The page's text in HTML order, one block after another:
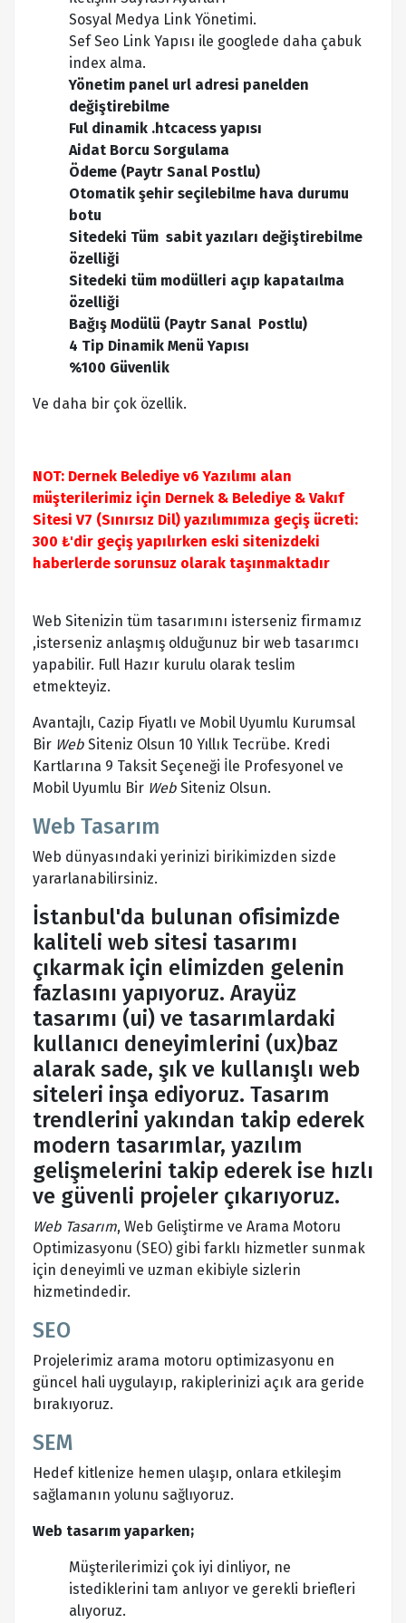
Sosyal Medya Link Yönetimi.
Sef Seo Link Yapısı ile googlede daha çabuk
index alma.
Yönetim panel url adresi panelden
değiştirebilme
Ful dinamik .htcacess yapısı
Aidat Borcu Sorgulama
Ödeme (Paytr Sanal Postlu)
Otomatik şehir seçilebilme hava durumu
botu
Sitedeki Tüm sabit yazıları değiştirebilme
özelliği
Sitedeki tüm modülleri açıp kapataılma
özelliği
Bağış Modülü (Paytr Sanal Postlu)
4 Tip Dinamik Menü Yapısı
%100 Güvenlik
Ve daha bir çok özellik.
NOT: Dernek Belediye v6 Yazılımı alan
müşterilerimiz için Dernek & Belediye & Vakıf
Sitesi V7 (Sınırsız Dil) yazılımımıza geçiş ücreti:
300 ₺'dir geçiş yapılırken eski sitenizdeki
haberlerde sorunsuz olarak taşınmaktadır
Web Sitenizin tüm tasarımını isterseniz firmamız
,isterseniz anlaşmış olduğunuz bir web tasarımcı
yapabilir. Full Hazır kurulu olarak teslim
etmekteyiz.
Avantajlı, Cazip Fiyatlı ve Mobil Uyumlu Kurumsal
Bir Web Siteniz Olsun 10 Yıllık Tecrübe. Kredi
Kartlarına 9 Taksit Seçeneği İle Profesyonel ve
Mobil Uyumlu Bir Web Siteniz Olsun.
Web Tasarım
Web dünyasındaki yerinizi birikimizden sizde
yararlanabilirsiniz.
İstanbul'da bulunan ofisimizde
kaliteli web sitesi tasarımı
çıkarmak için elimizden gelenin
fazlasını yapıyoruz. Arayüz
tasarımı (ui) ve tasarımlardaki
kullanıcı deneyimlerini (ux)baz
alarak sade, şık ve kullanışlı web
siteleri inşa ediyoruz. Tasarım
trendlerini yakından takip ederek
modern tasarımlar, yazılım
gelişmelerini takip ederek ise hızlı
ve güvenli projeler çıkarıyoruz.
Web Tasarım, Web Geliştirme ve Arama Motoru
Optimizasyonu (SEO) gibi farklı hizmetler sunmak
için deneyimli ve uzman ekibiyle sizlerin
hizmetindedir.
SEO
Projelerimiz arama motoru optimizasyonu en
güncel hali uygulayıp, rakiplerinizi açık ara geride
bırakıyoruz.
SEM
Hedef kitlenize hemen ulaşıp, onlara etkileşim
sağlamanın yolunu sağlıyoruz.
Web tasarım yaparken;
Müşterilerimizi çok iyi dinliyor, ne
istediklerini tam anlıyor ve gerekli briefleri
alıyoruz.